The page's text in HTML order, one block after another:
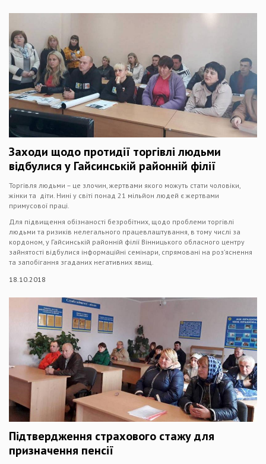
Заходи щодо протидії торгівлі людьми
відбулися у Гайсинській районній філії
Торгівля людьми – це злочин, жертвами якого можуть стати чоловіки,
жінки та діти. Нині у світі понад 21 мільйон людей є жертвами
примусової праці.
Для підвищення обізнаності безробітних, щодо проблеми торгівлі
людьми та ризиків нелегального працевлаштування, в тому числі за
кордоном, у Гайсинській районній філії Вінницького обласного центру
зайнятості відбулися інформаційні семінари, спрямовані на роз’яснення
та запобігання згаданих негативних явищ.
18.10.2018
Підтвердження страхового стажу для
призначення пенсії